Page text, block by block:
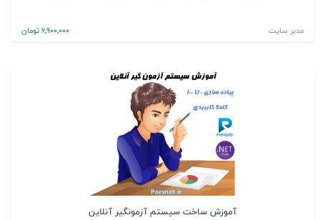
مدیر سایت 6٬900٬000 تومان
آموزش ساخت سیستم آزمونگیر آنلاین